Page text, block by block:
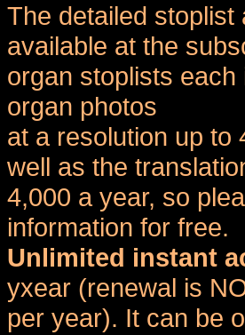
The detailed
available at the
organ stoplists
organ photos
at a resolution up to
well as the
4,000 a year, so
information for free.
Unlimited instant
yxear (renewal is
per year). It can be